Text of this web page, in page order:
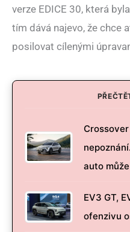
verze EDICE 30, která
tím dává najevo, že chce
posilovat cílenými
auto
EV3 GT,
ofenzivu